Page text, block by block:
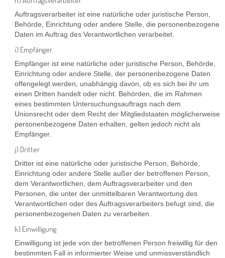
Auftragsverarbeiter ist eine natürliche oder juristische Person,
Behörde, Einrichtung oder andere Stelle, die personenbezogene
Daten im Auftrag des Verantwortlichen verarbeitet.
i) Empfänger
Empfänger ist eine natürliche oder juristische Person, Behörde,
Einrichtung oder andere Stelle, der personenbezogene Daten
offengelegt werden, unabhängig davon, ob es sich bei ihr um
einen Dritten handelt oder nicht. Behörden, die im Rahmen
eines bestimmten Untersuchungsauftrags nach dem
Unionsrecht oder dem Recht der Mitgliedstaaten möglicherweise
personenbezogene Daten erhalten, gelten jedoch nicht als
Empfänger.
j) Dritter
Dritter ist eine natürliche oder juristische Person, Behörde,
Einrichtung oder andere Stelle außer der betroffenen Person,
dem Verantwortlichen, dem Auftragsverarbeiter und den
Personen, die unter der unmittelbaren Verantwortung des
Verantwortlichen oder des Auftragsverarbeiters befugt sind, die
personenbezogenen Daten zu verarbeiten.
k) Einwilligung
Einwilligung ist jede von der betroffenen Person freiwillig für den
bestimmten Fall in informierter Weise und unmissverständlich